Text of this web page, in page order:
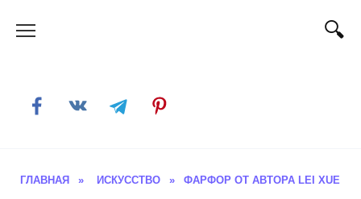
ГЛАВНАЯ » ИСКУССТВО » ФАРФОР ОТ АВТОРА LEI XUE